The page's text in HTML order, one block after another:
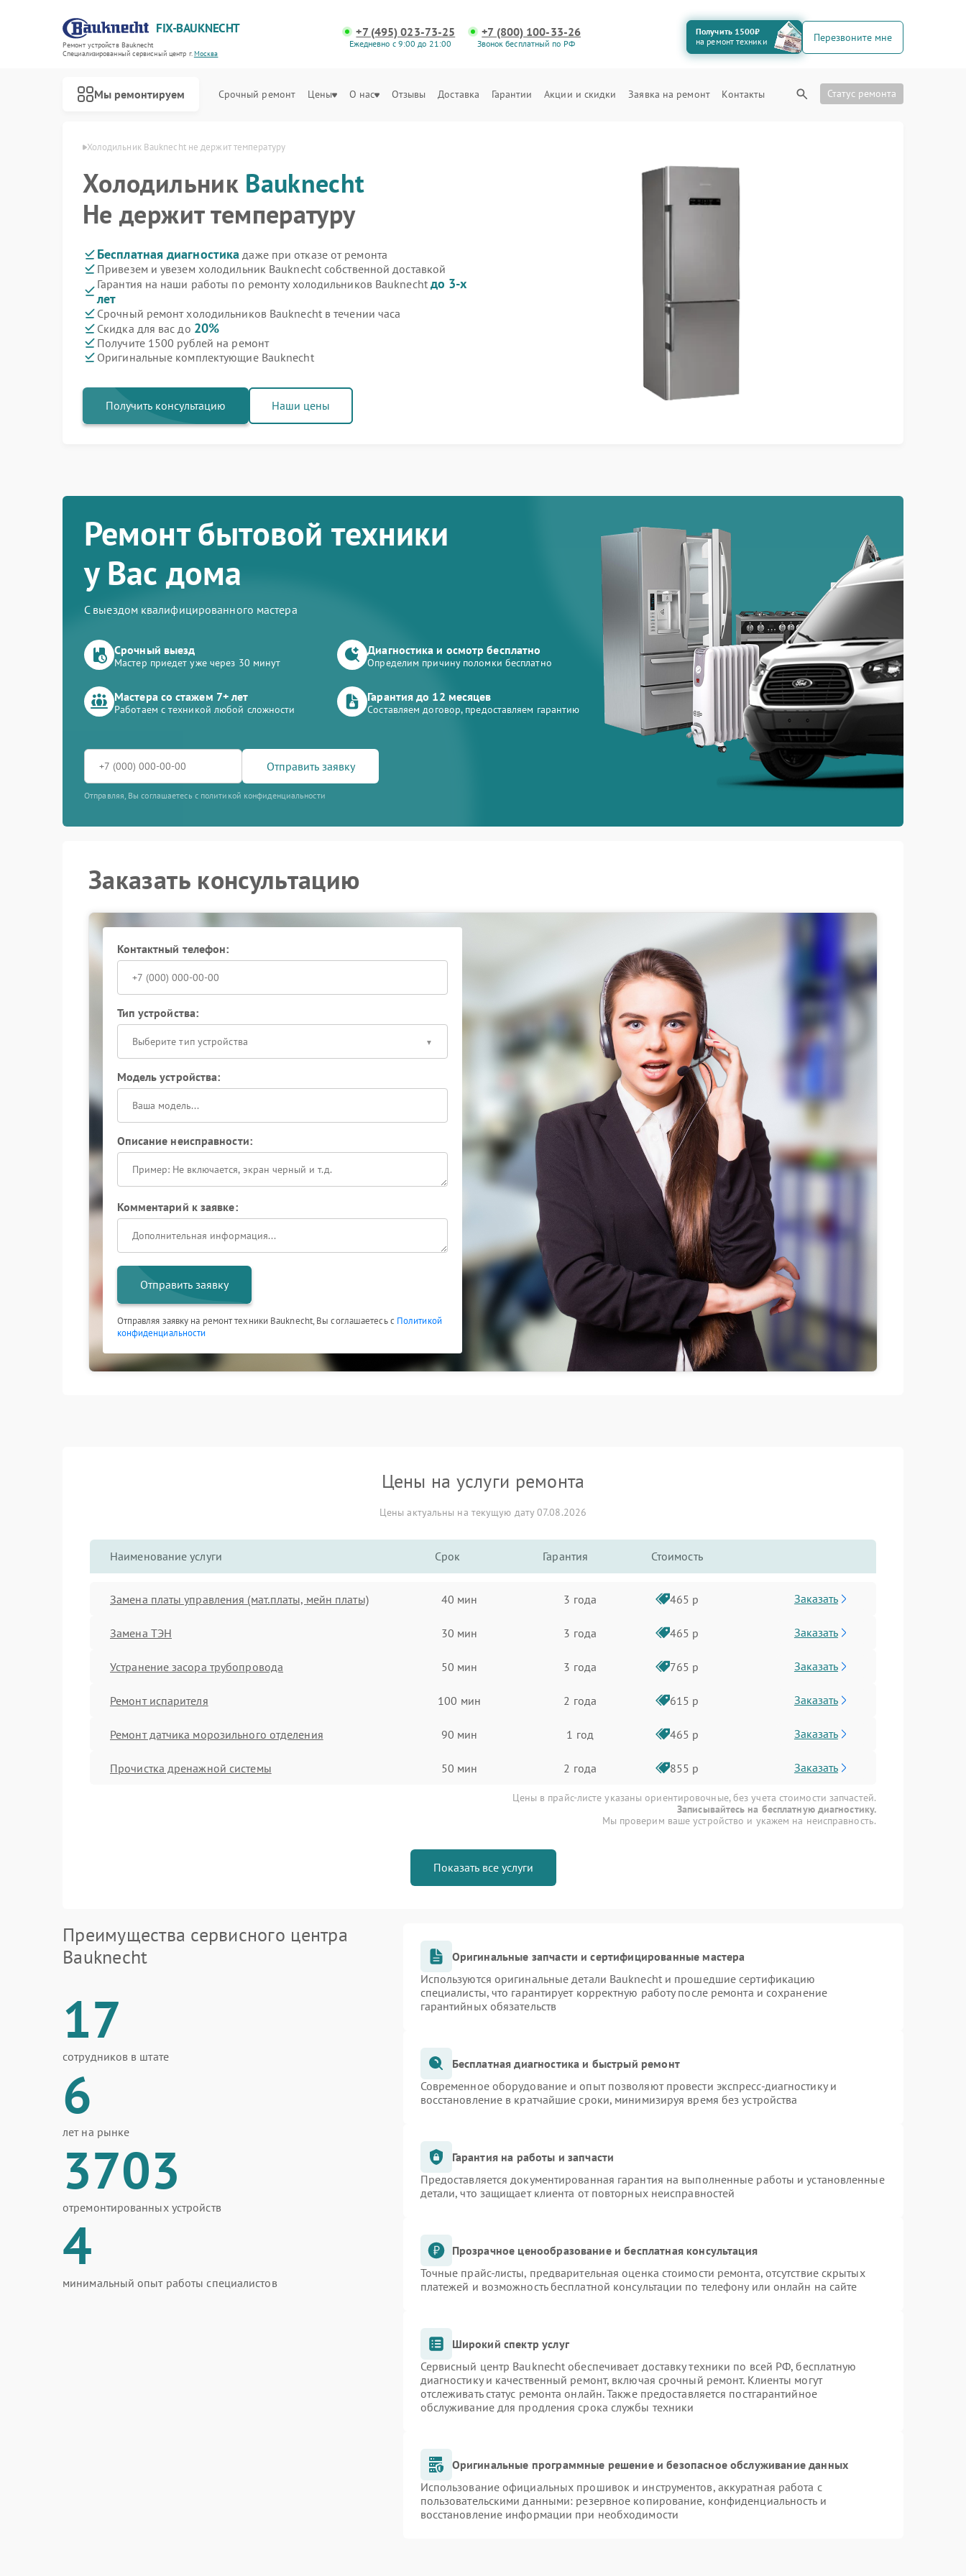
FIX-BAUKNECHT
Ремонт устройств Bauknecht
Специализированный cервисный центр г.Москва
+7 (495) 023-73-25
Ежедневно с 9:00 до 21:00
+7 (800) 100-33-26
Звонок бесплатный по РФ
Получить 1500₽
на ремонт техники
Перезвоните мне
Мы ремонтируем Срочный ремонт Цены О нас Отзывы Доставка Гарантии Акции и скидки Заявка на ремонт Контакты Статус ремонта
Холодильник Bauknecht не держит температуру
Холодильник Bauknecht
Не держит температуру
Бесплатная диагностика даже при отказе от ремонта
Привезем и увезем холодильник Bauknecht собственной доставкой
Гарантия на наши работы по ремонту холодильников Bauknecht до 3-х
лет
Срочный ремонт холодильников Bauknecht в течении часа
Скидка для вас до 20%
Получите 1500 рублей на ремонт
Оригинальные комплектующие Bauknecht
Получить консультацию Наши цены
Ремонт бытовой техники
у Вас дома
С выездом квалифицированного мастера
Срочный выезд
Мастер приедет уже через 30 минут
Диагностика и осмотр бесплатно
Определим причину поломки бесплатно
Мастера со стажем 7+ лет
Работаем с техникой любой сложности
Гарантия до 12 месяцев
Составляем договор, предоставляем гарантию
Отправить заявку
Отправляя, Вы соглашаетесь с политикой конфиденциальности
Заказать консультацию
Контактный телефон:
Тип устройства:
Выберите тип устройства
Модель устройства:
Описание неисправности:
Комментарий к заявке:
Отправить заявку
Отправляя заявку на ремонт техники Bauknecht, Вы соглашаетесь с Политикой
конфиденциальности
Цены на услуги ремонта
Цены актуальны на текущую дату 07.08.2026
Наименование услуги Срок Гарантия Стоимость
Замена платы управления (мат.платы, мейн платы) 40 мин 3 года 465 р Заказать
Замена ТЭН 30 мин 3 года 465 р Заказать
Устранение засора трубопровода 50 мин 3 года 765 р Заказать
Ремонт испарителя 100 мин 2 года 615 р Заказать
Ремонт датчика морозильного отделения 90 мин 1 год 465 р Заказать
Прочистка дренажной системы 50 мин 2 года 855 р Заказать
Цены в прайс-листе указаны ориентировочные, без учета стоимости запчастей.
Записывайтесь на бесплатную диагностику.
Мы проверим ваше устройство и укажем на неисправность.
Показать все услуги
Преимущества сервисного центра
Bauknecht
17
сотрудников в штате
6
лет на рынке
3703
отремонтированных устройств
4
минимальный опыт работы специалистов
Оригинальные запчасти и сертифицированные мастера
Используются оригинальные детали Bauknecht и прошедшие сертификацию
специалисты, что гарантирует корректную работу после ремонта и сохранение
гарантийных обязательств
Бесплатная диагностика и быстрый ремонт
Современное оборудование и опыт позволяют провести экспресс-диагностику и
восстановление в кратчайшие сроки, минимизируя время без устройства
Гарантия на работы и запчасти
Предоставляется документированная гарантия на выполненные работы и установленные
детали, что защищает клиента от повторных неисправностей
Прозрачное ценообразование и бесплатная консультация
Точные прайс-листы, предварительная оценка стоимости ремонта, отсутствие скрытых
платежей и возможность бесплатной консультации по телефону или онлайн на сайте
Широкий спектр услуг
Сервисный центр Bauknecht обеспечивает доставку техники по всей РФ, бесплатную
диагностику и качественный ремонт, включая срочный ремонт. Клиенты могут
отслеживать статус ремонта онлайн. Также предоставляется постгарантийное
обслуживание для продления срока службы техники
Оригинальные программные решение и безопасное обслуживание данных
Использование официальных прошивок и инструментов, аккуратная работа с
пользовательскими данными: резервное копирование, конфиденциальность и
восстановление информации при необходимости